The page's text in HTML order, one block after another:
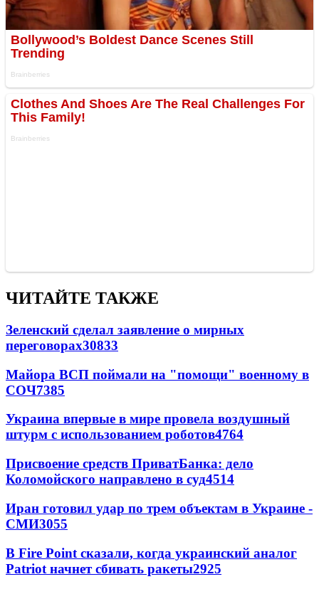
ЧИТАЙТЕ ТАКЖЕ
Зеленский сделал заявление о мирных
переговорах30833
Майора ВСП поймали на "помощи" военному в
СОЧ7385
Украина впервые в мире провела воздушный
штурм с использованием роботов4764
Присвоение средств ПриватБанка: дело
Коломойского направлено в суд4514
Иран готовил удар по трем объектам в Украине -
СМИ3055
В Fire Point сказали, когда украинский аналог
Patriot начнет сбивать ракеты2925